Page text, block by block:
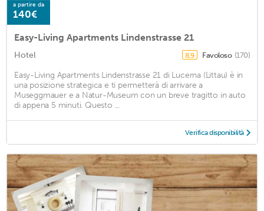
a partire da
140€
Easy-Living Apartments Lindenstrasse 21
Hotel 8,9 Favoloso (170)
Easy-Living Apartments Lindenstrasse 21 di Lucerna (Littau) è in
una posizione strategica e ti permetterà di arrivare a
Museggmauer e a Natur-Museum con un breve tragitto in auto
di appena 5 minuti. Questo ...
Verifica disponibilità